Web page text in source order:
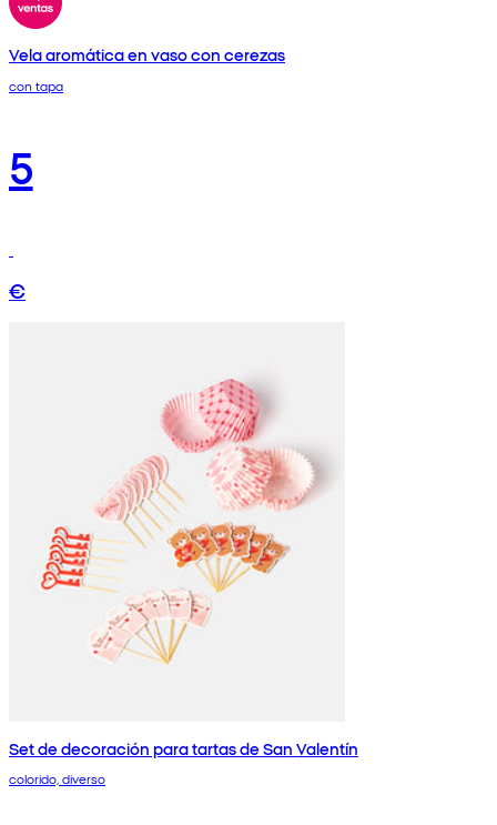
Vela aromática en vaso con cerezas
con tapa
5
€
Set de decoración para tartas de San Valentín
colorido, diverso